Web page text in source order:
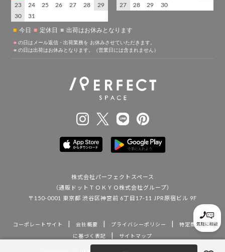
株式会社パーフェクトスペース
（通販ドットＴＯＫＹＯ株式会社グループ）
〒150-0001 東京都 渋谷区神宮前 6丁目17-11 JPR原宿ビル 9F
コーポレートサイト | 会社概要 | プライバシーポリシー |
特定商取引法
に基づく表記
| サイトマップ